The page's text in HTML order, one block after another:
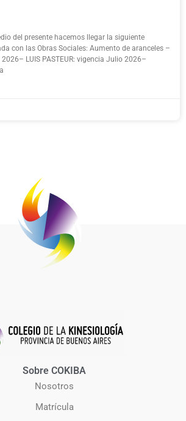
del presente hacemos llegar la siguiente
con las Obras Sociales: Aumento de aranceles –
LUIS PASTEUR: vigencia Julio 2026–
Sobre COKIBA
Nosotros
Matrícula